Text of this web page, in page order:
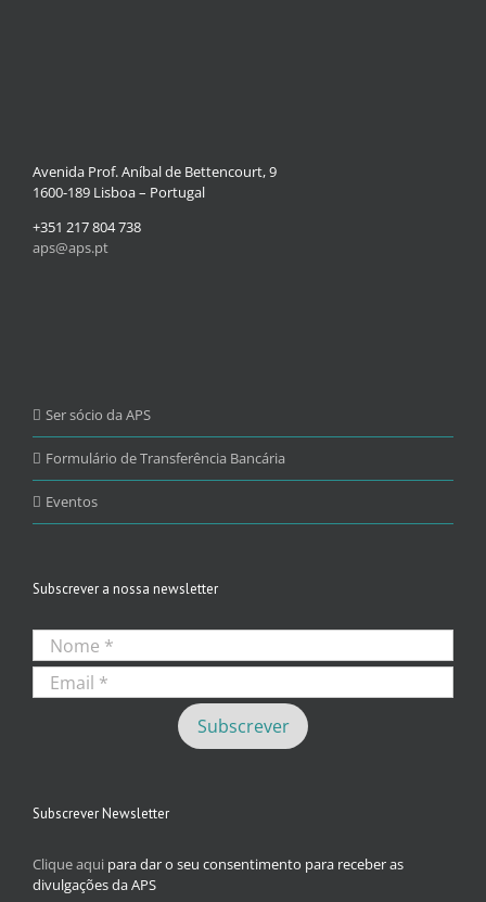
Avenida Prof. Aníbal de Bettencourt, 9
1600-189 Lisboa – Portugal
+351 217 804 738
aps@aps.pt
Ser sócio da APS
Formulário de Transferência Bancária
Eventos
Subscrever a nossa newsletter
Subscrever Newsletter
Clique aqui para dar o seu consentimento para receber as
divulgações da APS